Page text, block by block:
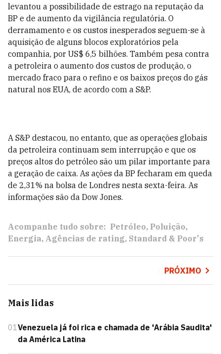
levantou a possibilidade de estrago na reputação da
BP e de aumento da vigilância regulatória. O
derramamento e os custos inesperados seguem-se à
aquisição de alguns blocos exploratórios pela
companhia, por US$ 6,5 bilhões. Também pesa contra
a petroleira o aumento dos custos de produção, o
mercado fraco para o refino e os baixos preços do gás
natural nos EUA, de acordo com a S&P.
A S&P destacou, no entanto, que as operações globais
da petroleira continuam sem interrupção e que os
preços altos do petróleo são um pilar importante para
a geração de caixa. As ações da BP fecharam em queda
de 2,31% na bolsa de Londres nesta sexta-feira. As
informações são da Dow Jones.
Acompanhe tudo sobre: Petróleo Poluição
Energia Agências de rating Standard & Poor's
PRÓXIMO
Mais lidas
01Venezuela já foi rica e chamada de 'Arábia Saudita'
da América Latina